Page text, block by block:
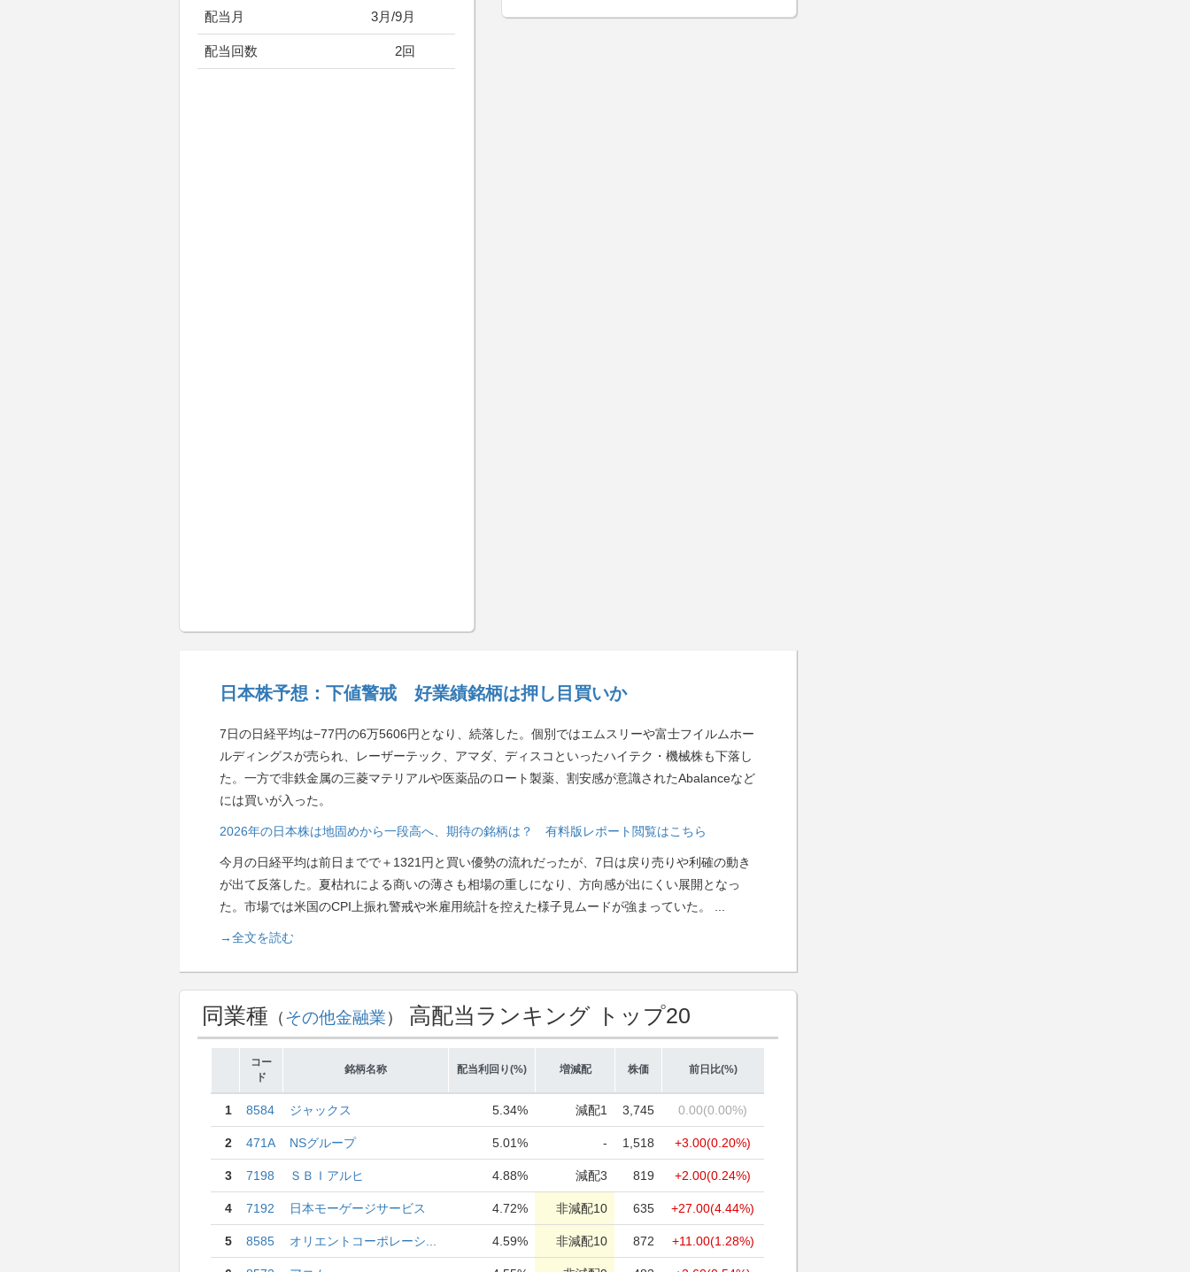
配当月 3月/9月
配当回数 2回
日本株予想：下値警戒 好業績銘柄は押し目買いか
7日の日経平均は−77円の6万5606円となり、続落した。個別ではエムスリーや富士フイルムホー
ルディングスが売られ、レーザーテック、アマダ、ディスコといったハイテク・機械株も下落し
た。一方で非鉄金属の三菱マテリアルや医薬品のロート製薬、割安感が意識されたAbalanceなど
には買いが入った。
2026年の日本株は地固めから一段高へ、期待の銘柄は？ 有料版レポート閲覧はこちら
今月の日経平均は前日までで＋1321円と買い優勢の流れだったが、7日は戻り売りや利確の動き
が出て反落した。夏枯れによる商いの薄さも相場の重しになり、方向感が出にくい展開となっ
た。市場では米国のCPI上振れ警戒や米雇用統計を控えた様子見ムードが強まっていた。
→全文を読む
同業種 （その他金融業） 高配当ランキング トップ20
コー
ド
銘柄名称 配当利回り(%) 増減配 株価 前日比(%)
1 8584 ジャックス 5.34% 減配1 3,745 0.00(0.00%)
2 471A NSグループ 5.01% - 1,518 +3.00(0.20%)
3 7198 ＳＢＩアルヒ 4.88% 減配3 819 +2.00(0.24%)
4 7192 日本モーゲージサービス 4.72% 非減配10 635 +27.00(4.44%)
5 8585 オリエントコーポレーシ... 4.59% 非減配10 872 +11.00(1.28%)